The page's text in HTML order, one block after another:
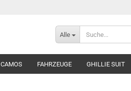
Alle
CAMOS FAHRZEUGE GHILLIE SUIT